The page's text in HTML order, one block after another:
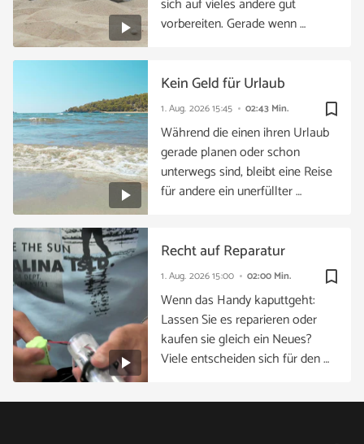
sich auf vieles andere gut
vorbereiten. Gerade wenn …
bookmark_border
1. Aug. 202615:45 02:43 Min.
Kein Geld für Urlaub
Während die einen ihren Urlaub
gerade planen oder schon
unterwegs sind, bleibt eine Reise
für andere ein unerfüllter …
bookmark_border
1. Aug. 202615:00 02:00 Min.
Recht auf Reparatur
Wenn das Handy kaputtgeht:
Lassen Sie es reparieren oder
kaufen sie gleich ein Neues?
Viele entscheiden sich für den …